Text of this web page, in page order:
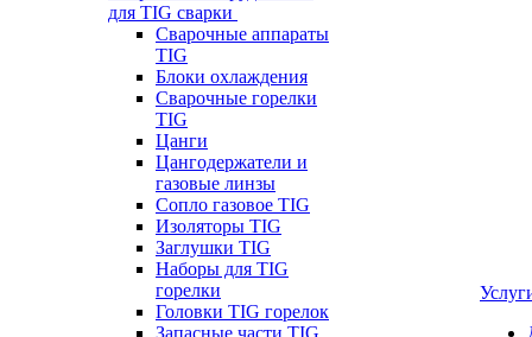
для TIG сварки
Сварочные аппараты
TIG
Блоки охлаждения
Сварочные горелки
TIG
Цанги
Цангодержатели и
газовые линзы
Сопло газовое TIG
Изоляторы TIG
Заглушки TIG
Наборы для TIG
горелки
Головки TIG горелок
Запасные части TIG